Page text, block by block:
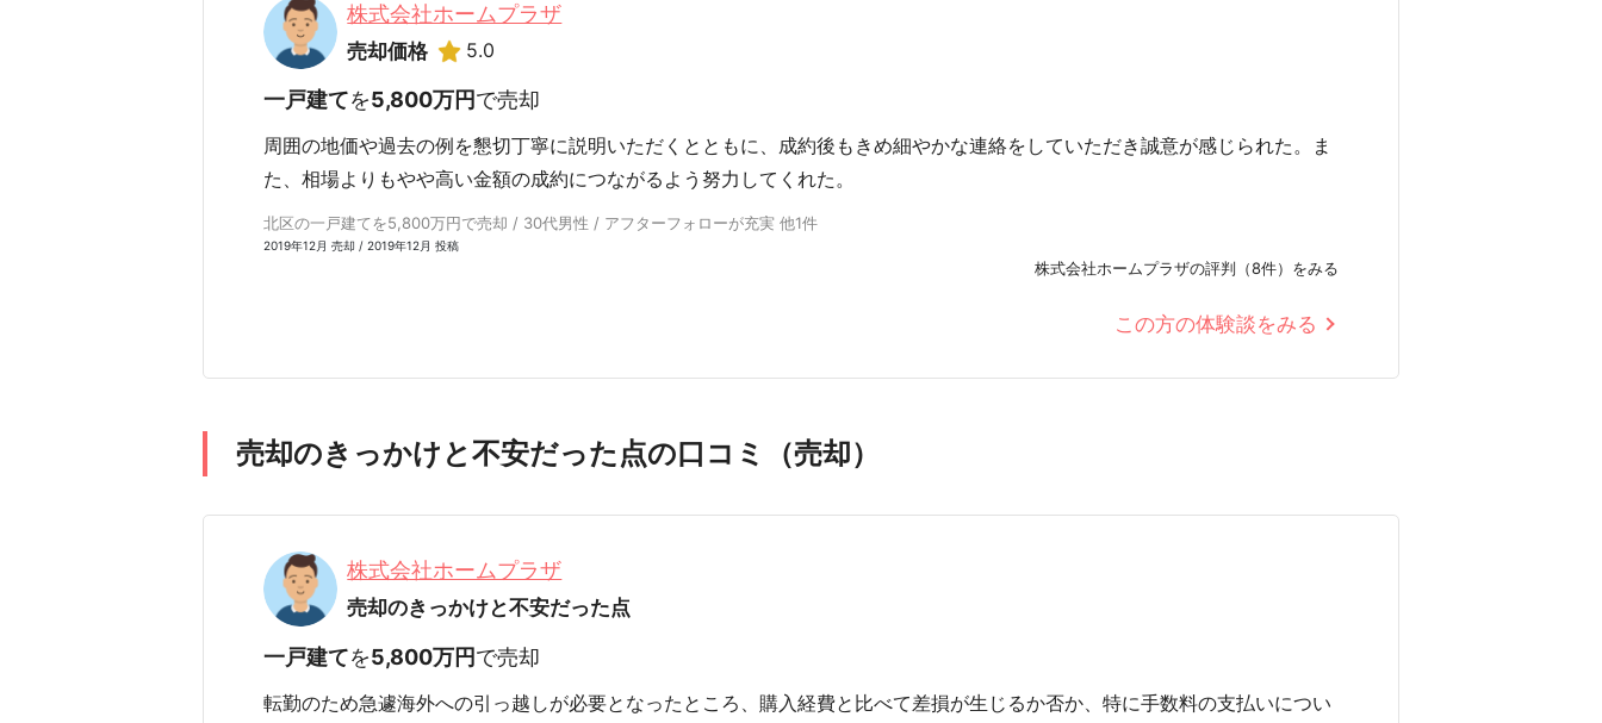
株式会社ホームプラザ
売却価格 5.0
一戸建てを5,800万円で売却
周囲の地価や過去の例を懇切丁寧に説明いただくとともに、成約後もきめ細やかな連絡をしていただき誠意が感じられた。ま
た、相場よりもやや高い金額の成約につながるよう努力してくれた。
北区の一戸建てを5,800万円で売却 / 30代男性 / アフターフォローが充実 他1件
2019年12月 売却 / 2019年12月 投稿
株式会社ホームプラザの評判（8件）をみる
この方の体験談をみる
売却のきっかけと不安だった点の口コミ（売却）
株式会社ホームプラザ
売却のきっかけと不安だった点
一戸建てを5,800万円で売却
転勤のため急遽海外への引っ越しが必要となったところ、購入経費と比べて差損が生じるか否か、特に手数料の支払いについ